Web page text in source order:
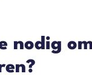
nodig